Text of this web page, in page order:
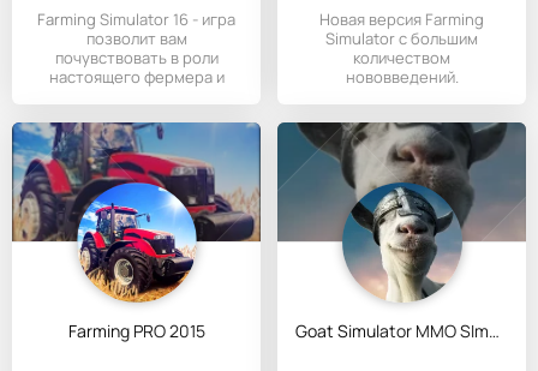
Farming Simulator 16 - игра
позволит вам
почувствовать в роли
настоящего фермера и
Новая версия Farming
Simulator с большим
количеством
нововведений.
Farming PRO 2015 Goat Simulator MMO SImulator